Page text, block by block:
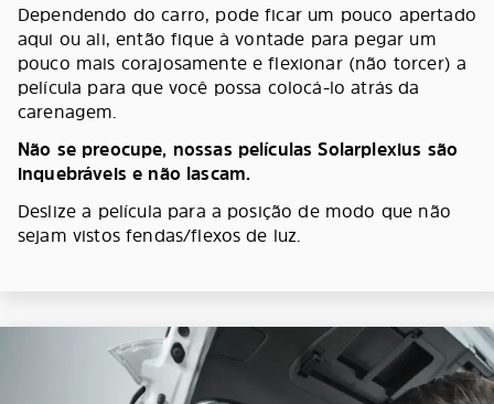
Dependendo do carro, pode ficar um pouco apertado
aqui ou ali, então fique à vontade para pegar um
pouco mais corajosamente e flexionar (não torcer) a
película para que você possa colocá-lo atrás da
carenagem.
Não se preocupe, nossas películas Solarplexius são
inquebráveis e não lascam.
Deslize a película para a posição de modo que não
sejam vistos fendas/flexos de luz.